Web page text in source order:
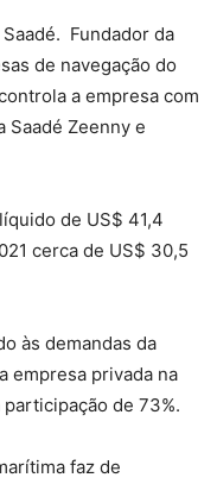
Fundador da
de navegação do
a empresa com
Saadé Zeenny e
de US$ 41,4
cerca de US$ 30,5
às demandas da
empresa privada na
de 73%.
faz de